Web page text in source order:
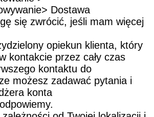
Dostawa
się zwrócić, jeśli mam więcej
opiekun klienta, który
kontakcie przez cały czas
kontaktu do
możesz zadawać pytania i
konta